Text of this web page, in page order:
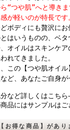
“つや肌”へと導きま
が軽いのが特長です
ボディにも贅沢にお
はいうものの、ベタ
オイルはスキンケ
れてきました。
この【つや肌オイル
ど、あなたご自身
など詳しくはこちら
品にはサンプルはご
お得な商品】があり